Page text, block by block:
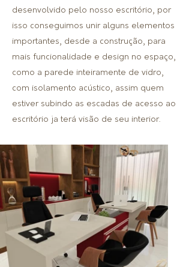
desenvolvido pelo nosso escritório, por
isso conseguimos unir alguns elementos
importantes, desde a construção, para
mais funcionalidade e design no espaço,
como a parede inteiramente de vidro,
com isolamento acústico, assim quem
estiver subindo as escadas de acesso ao
escritório ja terá visão de seu interior.